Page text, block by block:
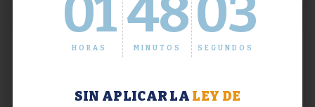
01
HORAS
48
MINUTOS
04
SEGUNDOS
SIN APLICAR LA LEY DE